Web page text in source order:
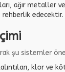
ağır
edecektir.
şu sistemler
klor ve